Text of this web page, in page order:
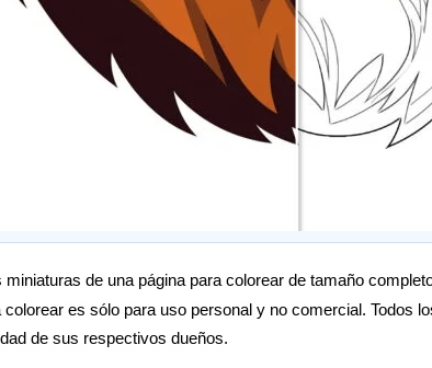
de una página para colorear de tamaño
colorear es sólo para uso personal y no comercial. Todos
de sus respectivos dueños.